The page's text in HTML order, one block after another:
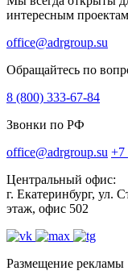
интересным проектам
office@adrgroup.su
Обращайтесь по
8 (800) 333-67-84
Звонки по РФ
office@adrgroup.su +7
Центральный офис:
г. Екатеринбург, ул.
этаж, офис 502
Размещение рекламы